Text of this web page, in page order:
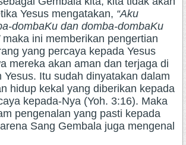
Yesus mengatakan, “Aku
dombaKu dan domba-dombaKu
maka ini memberikan pengertian
yang percaya kepada Yesus
mereka akan aman dan terjaga di
Yesus. Itu sudah dinyatakan dalam
hidup kekal yang diberikan kepada
kepada-Nya (Yoh. 3:16). Maka
pengenalan yang pasti kepada
Sang Gembala juga mengenal